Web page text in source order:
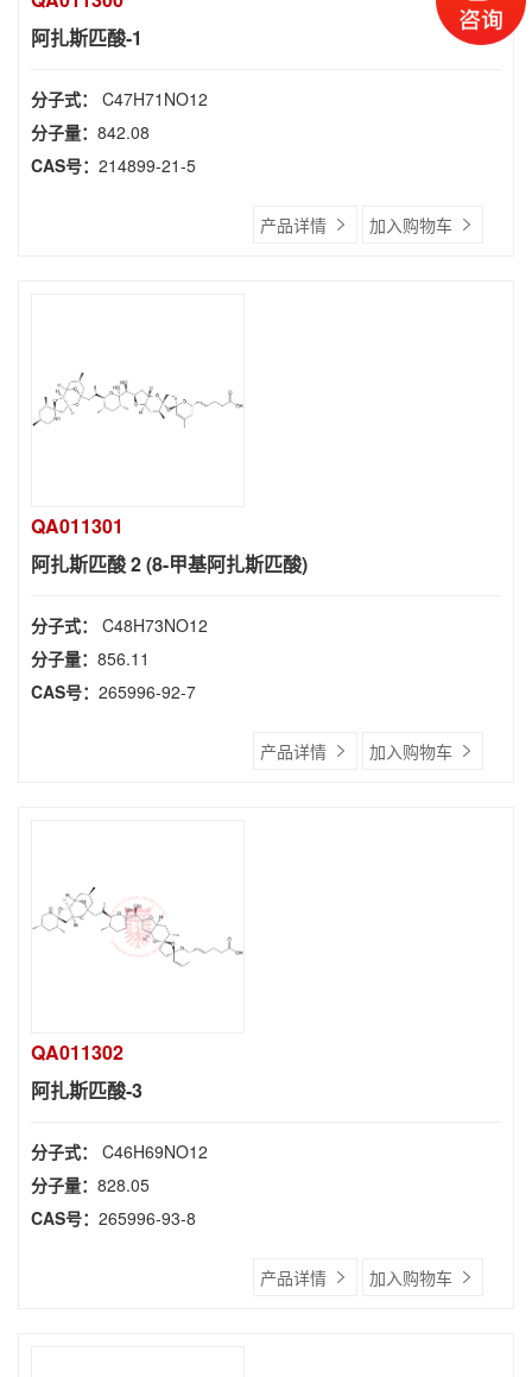
阿扎斯匹酸-1
分子式： C47H71NO12
分子量： 842.08
CAS号： 214899-21-5
产品详情 加入购物车
QA011301
阿扎斯匹酸 2 (8-甲基阿扎斯匹酸)
分子式： C48H73NO12
分子量： 856.11
CAS号： 265996-92-7
产品详情 加入购物车
QA011302
阿扎斯匹酸-3
分子式： C46H69NO12
分子量： 828.05
CAS号： 265996-93-8
产品详情 加入购物车